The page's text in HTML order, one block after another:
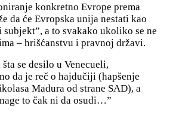
konkretno Evrope prema
da će Evropska unija nestati kao
subjekt”, a to svakako ukoliko se ne
– hrišćanstvu i pravnoj državi.
se desilo u Venecueli,
da je reč o hajdučiji (hapšenje
Madura od strane SAD), a
to čak ni da osudi…”